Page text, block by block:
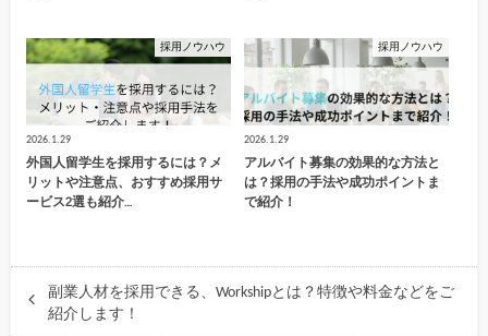
採用ノウハウ
2026.1.29
外国人留学生を採用するには？メ
リットや注意点、おすすめ採用サ
ービス2選も紹介…
採用ノウハウ
2026.1.29
アルバイト募集の効果的な方法と
は？採用の手法や成功ポイントま
で紹介！
副業人材を採用できる、Workshipとは？特徴や料金などをご
紹介します！